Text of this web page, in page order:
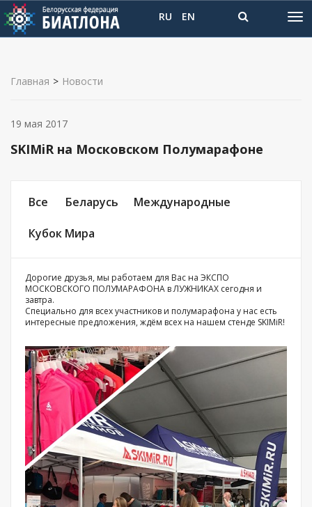
RU EN
Главная > Новости
SKIMiR на Московском Полумарафоне
Все Беларусь Международные
Кубок Мира
19 мая 2017
Дорогие друзья, мы работаем для Вас на ЭКСПО
МОСКОВСКОГО ПОЛУМАРАФОНА в ЛУЖНИКАХ сегодня и
завтра.
Специально для всех участников и полумарафона у нас есть
интересные предложения, ждём всех на нашем стенде SKIMiR!